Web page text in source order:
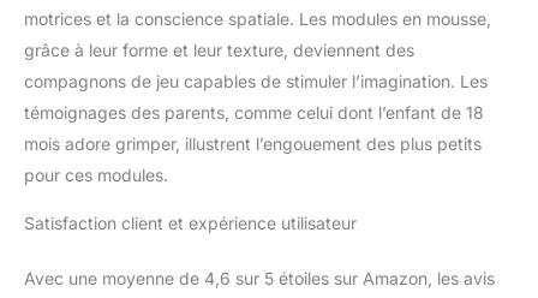
motrices et la conscience spatiale. Les modules en mousse,
grâce à leur forme et leur texture, deviennent des
compagnons de jeu capables de stimuler l’imagination. Les
témoignages des parents, comme celui dont l’enfant de 18
mois adore grimper, illustrent l’engouement des plus petits
pour ces modules.
Satisfaction client et expérience utilisateur
Avec une moyenne de 4,6 sur 5 étoiles sur Amazon, les avis